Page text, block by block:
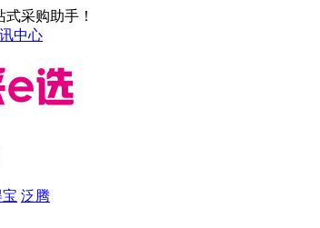
采购助手！
中心
泛腾